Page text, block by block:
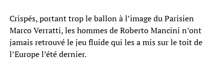
Crispés, portant trop le ballon à l’image du Parisien
Marco Verratti, les hommes de Roberto Mancini n’ont
jamais retrouvé le jeu fluide qui les a mis sur le toit de
l’Europe l’été dernier.